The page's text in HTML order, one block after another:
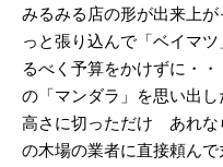
みるみる店の形が出来上
っと張り込んで「ベイマ
るべく予算をかけずに・
の「マンダラ」を思い出
高さに切っただけ あれな
の木場の業者に直接頼ん